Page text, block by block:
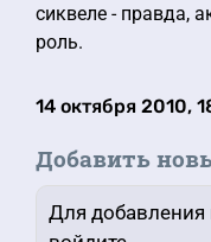
сиквеле - правда,
роль.
14 октября 2010,
Добавить
Для